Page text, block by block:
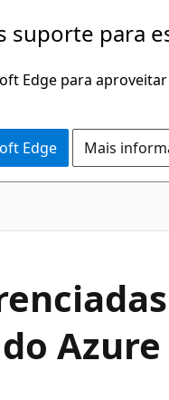
suporte para
Edge para
Edge Mais
Azure